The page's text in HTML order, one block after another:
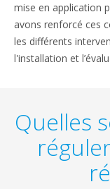
mise en application
avons renforcé ces
les différents
l'installation et
Quelles